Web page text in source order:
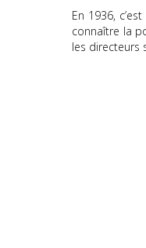
En 1936,
connaître la
les directeurs